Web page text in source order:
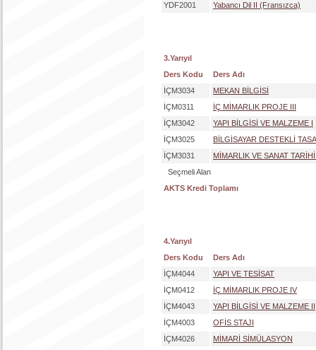
YDF2001
Yabancı Dil II (Fransızca)
3.Yarıyıl
Ders Kodu
Ders Adı
İÇM3034
MEKAN BİLGİSİ
İÇM0311
İÇ MİMARLIK PROJE III
İÇM3042
YAPI BİLGİSİ VE MALZEME I
İÇM3025
BİLGİSAYAR DESTEKLİ
İÇM3031
MİMARLIK VE SANAT
Seçmeli Alan
AKTS Kredi Toplamı
4.Yarıyıl
Ders Kodu
Ders Adı
İÇM4044
YAPI VE TESİSAT
İÇM0412
İÇ MİMARLIK PROJE IV
İÇM4043
YAPI BİLGİSİ VE MALZEME II
İÇM4003
OFİS STAJI
İÇM4026
MİMARİ SİMÜLASYON